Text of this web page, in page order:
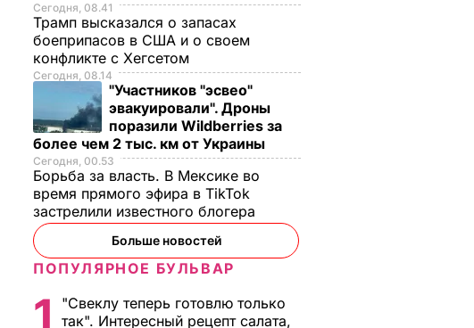
Сегодня, 08.41
Трамп высказался о запасах
боеприпасов в США и о своем
конфликте с Хегсетом
Сегодня, 08.14
"Участников "эсвео"
эвакуировали". Дроны
поразили Wildberries за
более чем 2 тыс. км от Украины
Сегодня, 00.53
Борьба за власть. В Мексике во
время прямого эфира в TikTok
застрелили известного блогера
Больше новостей
ПОПУЛЯРНОЕ БУЛЬВАР
1
"Свеклу теперь готовлю только
так". Интересный рецепт салата,